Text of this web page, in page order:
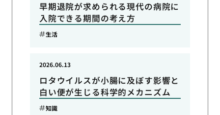
早期退院が求められる現代の病院に
入院できる期間の考え方
生活
ロタウイルスが小腸に及ぼす影響と
白い便が生じる科学的メカニズム
2026.06.13
知識